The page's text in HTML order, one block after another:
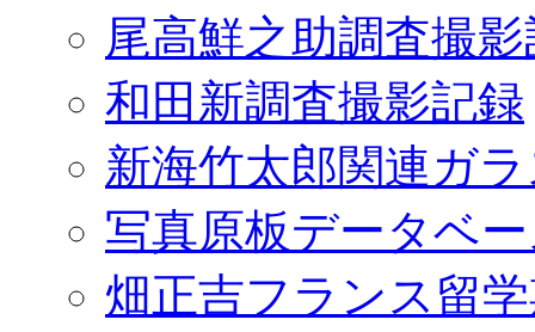
尾高鮮之助調査撮
和田新調査撮影記録
新海竹太郎関連ガ
写真原板データベ
畑正吉フランス留